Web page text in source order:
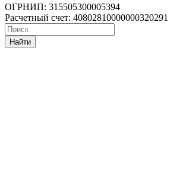
ОГРНИП: 315505300005394
Расчетный счет: 40802810000000320291
Найти